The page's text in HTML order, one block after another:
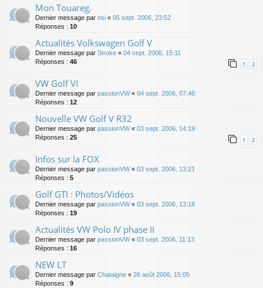
Mon Touareg.
Dernier message par nsi « 05 sept. 2006, 23:52
Réponses : 10
Actualités Volkswagen Golf V
Dernier message par Stroke « 04 sept. 2006, 15:11
Réponses : 46 1 2
VW Golf VI
Dernier message par passionVW« 04 sept. 2006, 07:46
Réponses : 12
Nouvelle VW Golf V R32
Dernier message par passionVW« 03 sept. 2006, 14:19
Réponses : 25 1 2
Infos sur la FOX
Dernier message par passionVW« 03 sept. 2006, 13:21
Réponses : 5
Golf GTI : Photos/Vidéos
Dernier message par passionVW« 03 sept. 2006, 13:18
Réponses : 19
Actualités VW Polo IV phase II
Dernier message par passionVW« 03 sept. 2006, 11:13
Réponses : 16
NEW LT
Dernier message par Chataigne « 26 août 2006, 15:05
Réponses : 9